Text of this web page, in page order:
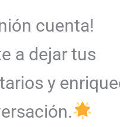
cuenta!
a dejar tus
y